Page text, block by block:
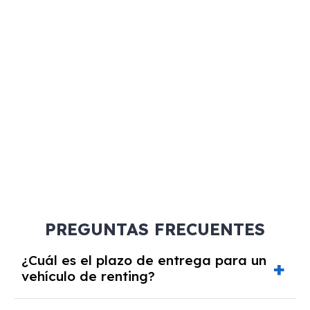
PREGUNTAS FRECUENTES
¿Cuál es el plazo de entrega para un
vehículo de renting?